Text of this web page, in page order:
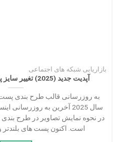
بازاریابی شبکه های اجتماعی
آپدیت جدید (2025) تغییر سایز پست های اینستاگرام
سال 2025 آخرین به‌
است. اکنون پست‌ های بلندتر